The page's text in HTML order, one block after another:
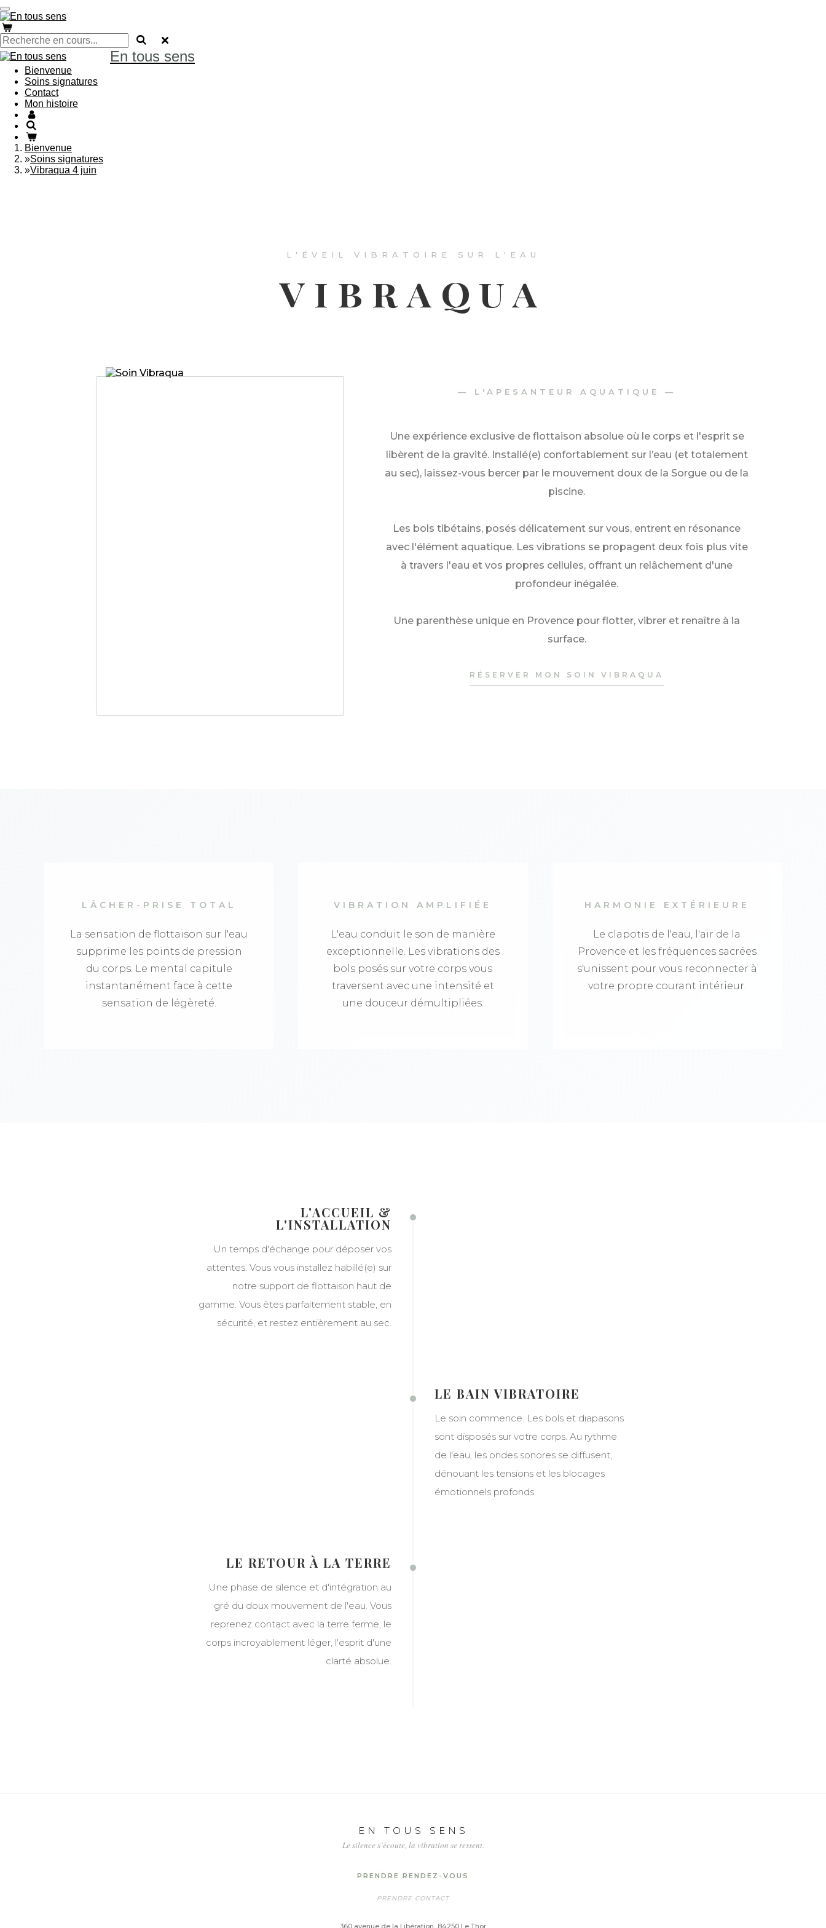
Passer
au
contenu
principal
En tous sens
Bienvenue
Soins signatures
Contact
Mon histoire
Bienvenue
»Soins signatures
»Vibraqua 4 juin
L'ÉVEIL VIBRATOIRE SUR L'EAU
VIBRAQUA
— L'APESANTEUR AQUATIQUE —
Une expérience exclusive de flottaison absolue où le corps et l'esprit se
libèrent de la gravité. Installé(e) confortablement sur l’eau (et totalement
au sec), laissez-vous bercer par le mouvement doux de la Sorgue ou de la
piscine.
Les bols tibétains, posés délicatement sur vous, entrent en résonance
avec l'élément aquatique. Les vibrations se propagent deux fois plus vite
à travers l'eau et vos propres cellules, offrant un relâchement d'une
profondeur inégalée.
Une parenthèse unique en Provence pour flotter, vibrer et renaître à la
surface.
RÉSERVER MON SOIN VIBRAQUA
LÂCHER-PRISE TOTAL
La sensation de flottaison sur l'eau
supprime les points de pression
du corps. Le mental capitule
instantanément face à cette
sensation de légèreté.
VIBRATION AMPLIFIÉE
L'eau conduit le son de manière
exceptionnelle. Les vibrations des
bols posés sur votre corps vous
traversent avec une intensité et
une douceur démultipliées.
HARMONIE EXTÉRIEURE
Le clapotis de l'eau, l'air de la
Provence et les fréquences sacrées
s'unissent pour vous reconnecter à
votre propre courant intérieur.
L'ACCUEIL &
L'INSTALLATION
Un temps d'échange pour déposer vos
attentes. Vous vous installez habillé(e) sur
notre support de flottaison haut de
gamme. Vous êtes parfaitement stable, en
sécurité, et restez entièrement au sec.
LE BAIN VIBRATOIRE
Le soin commence. Les bols et diapasons
sont disposés sur votre corps. Au rythme
de l'eau, les ondes sonores se diffusent,
dénouant les tensions et les blocages
émotionnels profonds.
LE RETOUR À LA TERRE
Une phase de silence et d'intégration au
gré du doux mouvement de l'eau. Vous
reprenez contact avec la terre ferme, le
corps incroyablement léger, l'esprit d'une
clarté absolue.
EN TOUS SENS
Le silence s’écoute, la vibration se ressent.
PRENDRE RENDEZ-VOUS
PRENDRE CONTACT
360 avenue de la Libération, 84250 Le Thor